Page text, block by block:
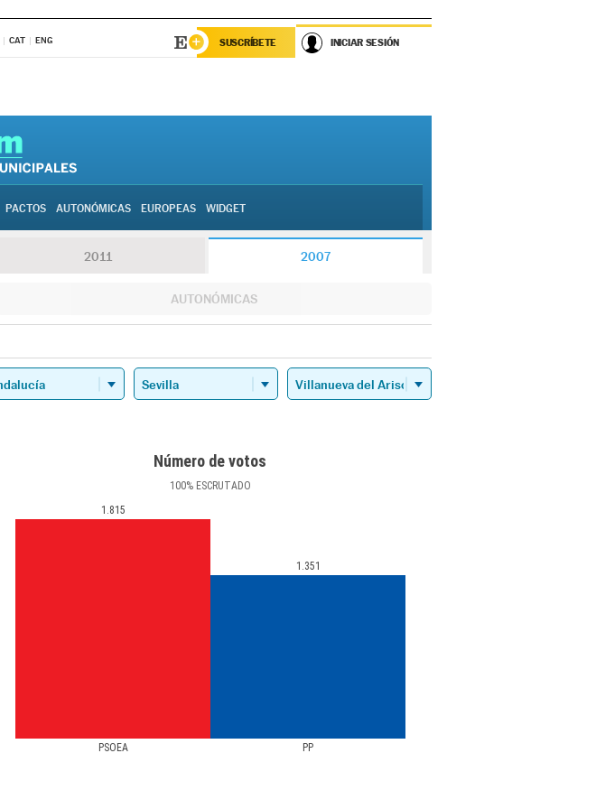
CAT ENG SUSCRÍBETE INICIAR SESIÓN
PACTOS AUTONÓMICAS EUROPEAS WIDGET
2011 2007
AUTONÓMICAS
Número de votos
100%ESCRUTADO
PSOEA PP
1.815
1.351